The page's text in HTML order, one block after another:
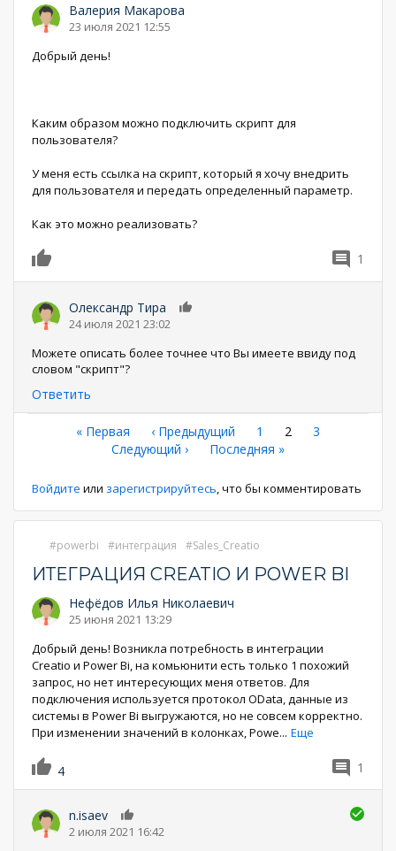
Валерия Макарова
23 июля 2021 12:55
Добрый день!
Каким образом можно подключить скрипт для
пользователя?
У меня есть ссылка на скрипт, который я хочу внедрить
для пользователя и передать определенный параметр.
Как это можно реализовать?
1
Олександр Тира
24 июля 2021 23:02
Можете описать более точнее что Вы имеете ввиду под
словом "скрипт"?
Ответить
Нумерация
страниц
Первая
страница
« Первая ←
‹ Предыдущий Страница
1
Текущая
2 Страница
3
Следующая
Следующий ›
Последняя
Последняя »
Войдите или зарегистрируйтесь, что бы комментировать
powerbi интеграция Sales_Creatio
ИТЕГРАЦИЯ CREATIO И POWER BI
Нефёдов Илья Николаевич
25 июня 2021 13:29
Добрый день! Возникла потребность в интеграции
Creatio и Power Bi, на комьюнити есть только 1 похожий
запрос, но нет интересующих меня ответов. Для
подключения используется протокол OData, данные из
системы в Power Bi выгружаются, но не совсем корректно.
При изменении значений в колонках, Powe... Еще
4 1
n.isaev
2 июля 2021 16:42